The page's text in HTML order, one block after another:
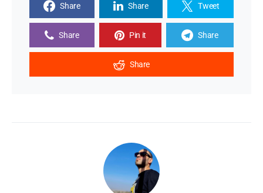
Share Share Tweet
Share Pin it Share
Share